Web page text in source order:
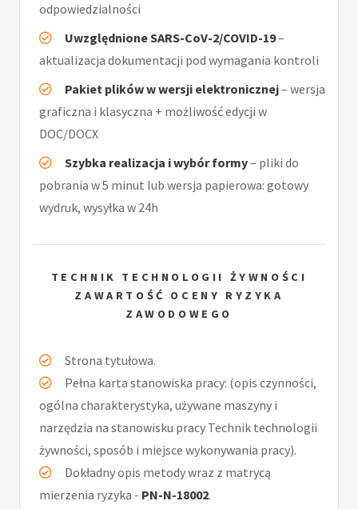
odpowiedzialności
Uwzględnione SARS-CoV-2/COVID-19–
aktualizacja dokumentacji pod wymagania kontroli
Pakiet plików w wersji elektronicznej– wersja
graficzna i klasyczna + możliwość edycji w
DOC/DOCX
Szybka realizacja i wybór formy– pliki do
pobrania w 5 minut lub wersja papierowa: gotowy
wydruk, wysyłka w 24h
TECHNIK TECHNOLOGII ŻYWNOŚCI
ZAWARTOŚĆ OCENY RYZYKA
ZAWODOWEGO
Strona tytułowa.
Pełna karta stanowiska pracy: (opis czynności,
ogólna charakterystyka, używane maszyny i
narzędzia na stanowisku pracy Technik technologii
żywności, sposób i miejsce wykonywania pracy).
Dokładny opis metody wraz z matrycą
mierzenia ryzyka - PN-N-18002.